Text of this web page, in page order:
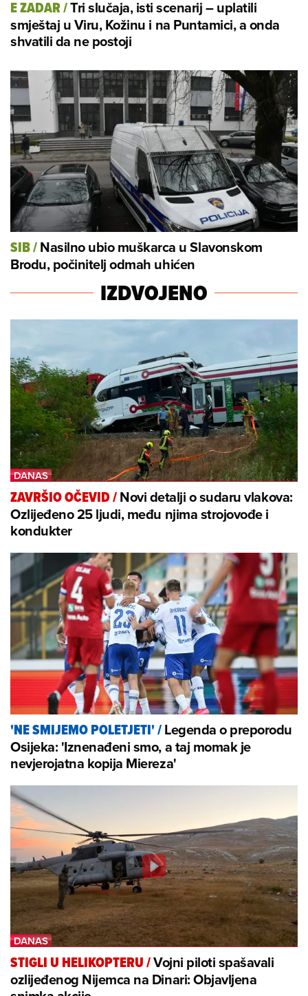
E ZADAR/Tri slučaja, isti scenarij – uplatili
smještaj u Viru, Kožinu i na Puntamici, a onda
shvatili da ne postoji
SIB/Nasilno ubio muškarca u Slavonskom
Brodu, počinitelj odmah uhićen
IZDVOJENO
ZAVRŠIO OČEVID/Novi detalji o sudaru vlakova:
Ozlijeđeno 25 ljudi, među njima strojovođe i
kondukter
'NE SMIJEMO POLETJETI'/Legenda o preporodu
Osijeka: 'Iznenađeni smo, a taj momak je
nevjerojatna kopija Miereza'
STIGLI U HELIKOPTERU/Vojni piloti spašavali
ozlijeđenog Nijemca na Dinari: Objavljena